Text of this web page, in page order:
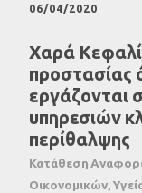
06/04/2020
Χαρά
προστασίας
εργάζονται
υπηρεσιών
περίθαλψης
Κατάθεση
Οικονομικών,